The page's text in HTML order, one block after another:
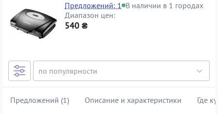
Предложений: 1 В наличии в 1 городах
Диапазон цен:
540 ₴
Предложений (1) Описание и характеристики Где